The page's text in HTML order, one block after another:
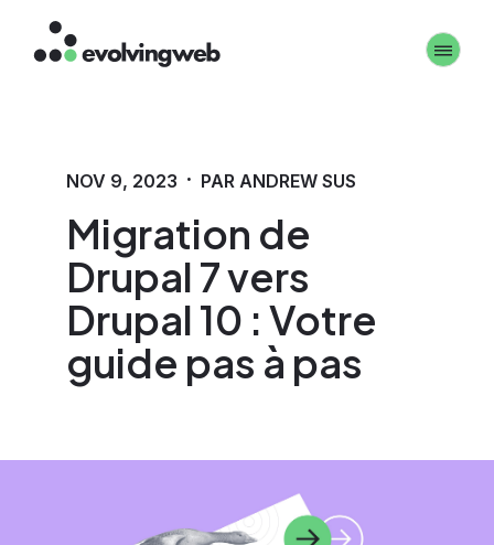
Aller
Migration de
Drupal 7 vers
Drupal 10 : Votre
guide pas à pas
NOV 9, 2023 · PAR ANDREW SUS